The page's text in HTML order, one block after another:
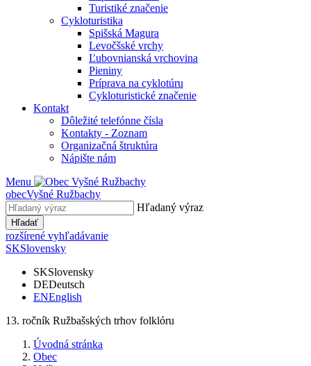
Turistiké značenie
Cykloturistika
Spišská Magura
Levočšské vrchy
Ľubovnianská vrchovina
Pieniny
Príprava na cyklotúru
Cykloturistické značenie
Kontakt
Dôležité telefónne čísla
Kontakty - Zoznam
Organizačná štruktúra
Nápište nám
Menu
obecVyšné Ružbachy
Hľadaný výraz
Hľadať
rozšírené vyhľadávanie
SKSlovensky
SKSlovensky
DEDeutsch
ENEnglish
13. ročník Ružbašských trhov folklóru
Úvodná stránka
Obec